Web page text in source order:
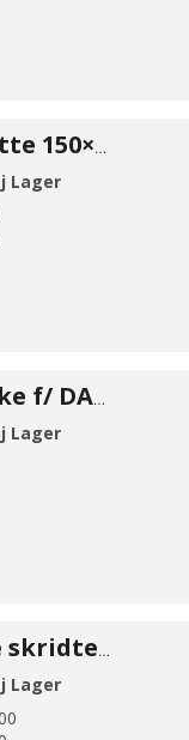
Gummimåtte 150×100cm
Lager
Samlestykke f/ DA65 serien
Lager
Ergomåtte skridtern 1,4×10m
Lager